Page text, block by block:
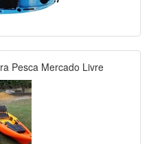
Pesca Mercado Livre